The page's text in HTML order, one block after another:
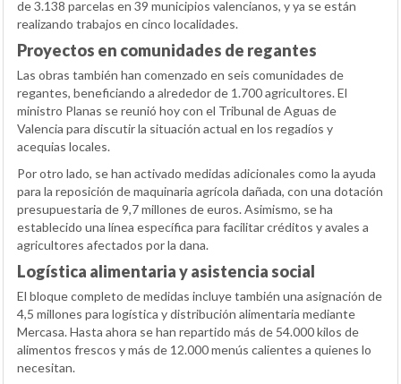
de 3.138 parcelas en 39 municipios valencianos, y ya se están
realizando trabajos en cinco localidades.
Proyectos en comunidades de regantes
Las obras también han comenzado en seis comunidades de
regantes, beneficiando a alrededor de 1.700 agricultores. El
ministro Planas se reunió hoy con el Tribunal de Aguas de
Valencia para discutir la situación actual en los regadíos y
acequias locales.
Por otro lado, se han activado medidas adicionales como la ayuda
para la reposición de maquinaria agrícola dañada, con una dotación
presupuestaria de 9,7 millones de euros. Asimismo, se ha
establecido una línea específica para facilitar créditos y avales a
agricultores afectados por la dana.
Logística alimentaria y asistencia social
El bloque completo de medidas incluye también una asignación de
4,5 millones para logística y distribución alimentaria mediante
Mercasa. Hasta ahora se han repartido más de 54.000 kilos de
alimentos frescos y más de 12.000 menús calientes a quienes lo
necesitan.